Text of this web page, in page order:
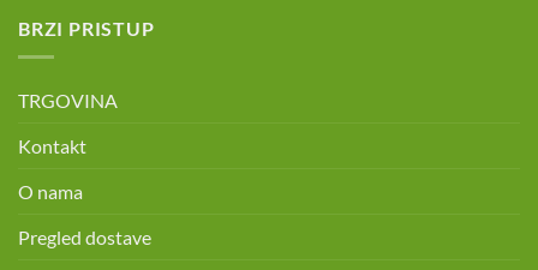
BRZI PRISTUP
TRGOVINA
Kontakt
O nama
Pregled dostave